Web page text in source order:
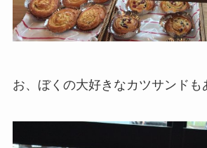
お、ぼくの大好きなカツサンドも